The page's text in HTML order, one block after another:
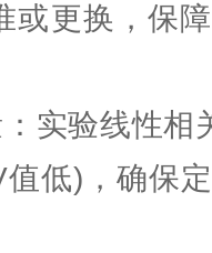
或更换，保
验线性相
低)，确保